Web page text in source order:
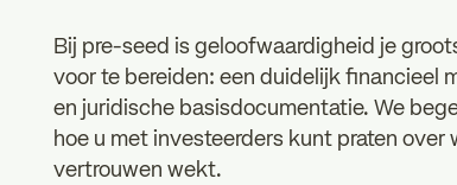
Bij pre-seed is geloofwaardigheid je
voor te bereiden: een duidelijk financieel
en juridische basisdocumentatie. We
hoe u met investeerders kunt praten over
vertrouwen wekt.